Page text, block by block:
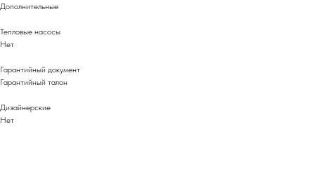
Дополнительные
Тепловые насосы
Нет
Гарантийный документ
Гарантийный талон
Дизайнерские
Нет